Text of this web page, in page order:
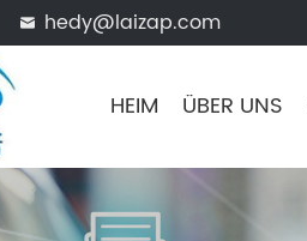
 hedy@laizap.com
HEIM ÜBER UNS